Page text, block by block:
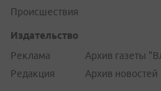
Происшествия
Издательство
Реклама
Редакция
Архив газеты
Архив новостей